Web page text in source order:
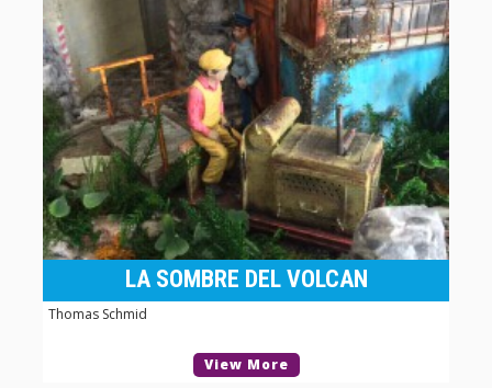
LA SOMBRE DEL VOLCAN
Thomas Schmid
View More